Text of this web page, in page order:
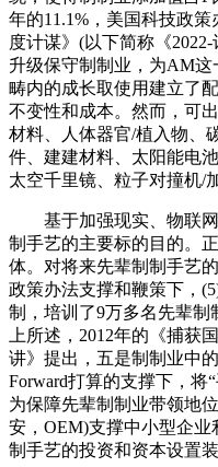
年的11.1%，美国科技政
度计谋》(以下简称《
升级保守制制业，为AM
畴内的成长取使用建立了
不变性和成本。然而，可
材料、人体器官/植入物、
件、建建材料、太阳能电
太空千里镜、粒子对撞机/
基于加强现实、物联网
制手艺的主要标的目的。
体。对将来先辈制制手艺
政策办法支撑和鞭策下，
制，培训了9万多名先辈制
上所述，2012年的《捕获
讲》提出，五是制制业中
Forward打算的支撑下，将
为保障先辈制制业带领地
安，OEM)支撑中小型企业
制手艺的投资和资本设置装